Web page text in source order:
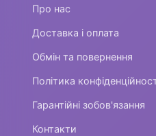
Про нас
Доставка і оплата
Обмін та повернення
Політика
Гарантійні зобов'язання
Контакти